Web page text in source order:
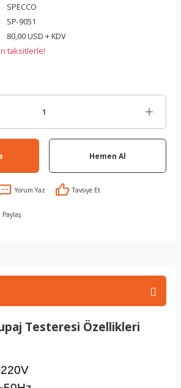
SPECCO
SP-9051
80,00 USD + KDV
taksitlerle!
Hemen Al
Yorum Yaz Tavsiye Et
Paylaş
Testeresi Özellikleri